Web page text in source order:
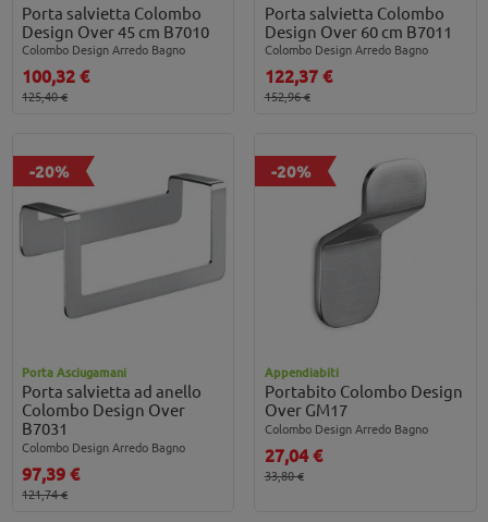
Porta salvietta Colombo
Design Over 45 cm B7010
Colombo Design Arredo Bagno
100,32 €
125,40 €
Porta salvietta Colombo
Design Over 60 cm B7011
Colombo Design Arredo Bagno
122,37 €
152,96 €
-20%
Porta Asciugamani
Porta salvietta ad anello
Colombo Design Over
B7031
Colombo Design Arredo Bagno
97,39 €
121,74 €
-20%
Appendiabiti
Portabito Colombo Design
Over GM17
Colombo Design Arredo Bagno
27,04 €
33,80 €